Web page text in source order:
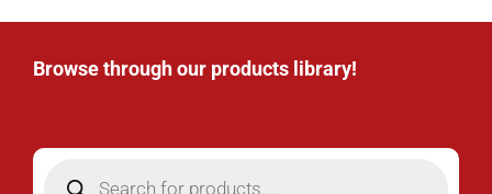
Browse through our products library!